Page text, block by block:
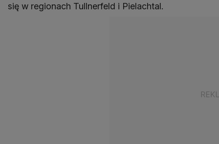
się w regionach Tullnerfeld i Pielachtal.